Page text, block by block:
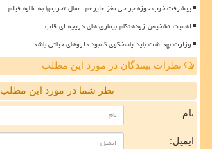
پیشرفت خوب حوزه جراحی مغز علیرغم اعمال تحریمها به علاوه فیلم
اهمیت تشخیص زودهنگام بیماری های دریچه ای قلب
وزارت بهداشت باید پاسخگوی کمبود داروهای حیاتی باشد
نظرات بینندگان در مورد این مطلب
نظر شما در مورد این مطلب
نام:
ایمیل: